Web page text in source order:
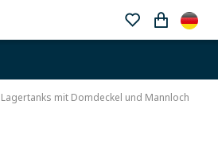
Lagertanks mit Domdeckel und Mannloch